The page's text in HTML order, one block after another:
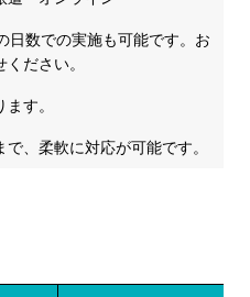
数での実施も可能です。お
ださい。
す。
、柔軟に対応が可能です。